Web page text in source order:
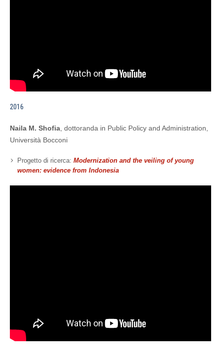
2016
Naila M. Shofia , dottoranda in Public Policy and Administration,
Università Bocconi
Progetto di ricerca:Modernization and the veiling of young
women: evidence from Indonesia